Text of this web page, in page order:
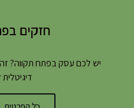
חזקים
יש לכם עסק בפתח תקווה?